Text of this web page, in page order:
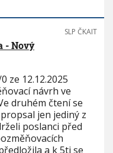
SLP ČKAIT
- Nový
ze 12.12.2025
návrh ve
druhém čtení se
jen jediný z
poslanci před
a k 5ti se